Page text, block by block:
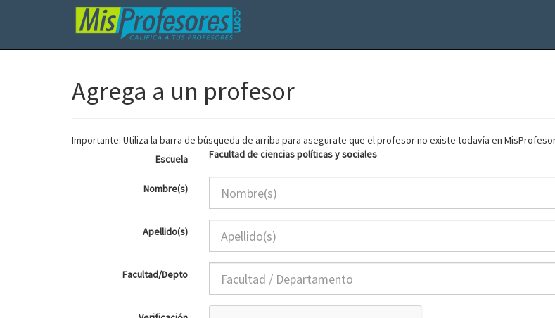
Agrega a un profesor
Importante: Utiliza la barra de búsqueda de arriba para asegurate que el profesor no existe todavía en
Escuela
Facultad de ciencias políticas y sociales
Nombre(s)
Apellido(s)
Facultad/Depto